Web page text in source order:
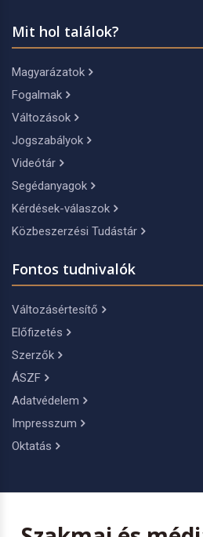
Mit hol találok?
Magyarázatok
Fogalmak
Változások
Jogszabályok
Videótár
Segédanyagok
Kérdések-válaszok
Közbeszerzési Tudástár
Fontos tudnivalók
Változásértesítő
Előfizetés
Szerzők
ÁSZF
Adatvédelem
Impresszum
Oktatás